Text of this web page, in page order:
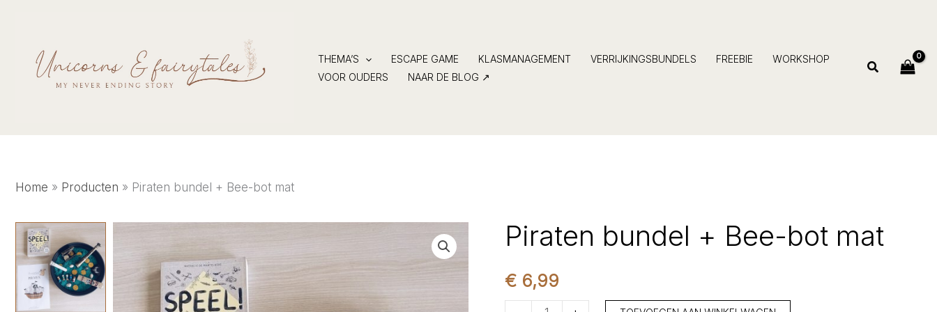
THEMA’S ESCAPE GAME KLASMANAGEMENT VERRIJKINGSBUNDELS FREEBIE
WORKSHOP
VOOR OUDERS
NAAR DE BLOG ↗
Zoeken
Home Producten Piraten bundel + Bee-bot mat
Piraten bundel + Bee-bot mat
€ 6,99
aantal